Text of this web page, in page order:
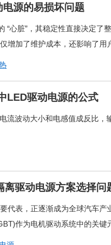
源的易损坏问题
“心脏”，其稳定性直接决定
增加了维护成本，还影响了
LED驱动电源的公式
流波动大小和电感值成反比
离驱动电源方案选择问
代表，正逐渐成为全球汽车
作为电机驱动系统中的关